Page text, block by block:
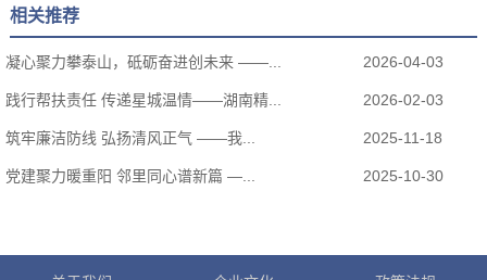
相关推荐
凝心聚力攀泰山，砥砺奋进创未来 ——... 2026-04-03
践行帮扶责任 传递星城温情——湖南精... 2026-02-03
筑牢廉洁防线 弘扬清风正气 ——我... 2025-11-18
党建聚力暖重阳 邻里同心谱新篇 —... 2025-10-30